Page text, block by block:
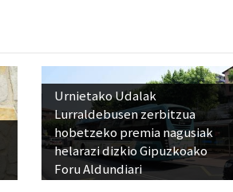
Urnietako Udalak
Lurraldebusen zerbitzua
hobetzeko premia nagusiak
helarazi dizkio Gipuzkoako
Foru Aldundiari